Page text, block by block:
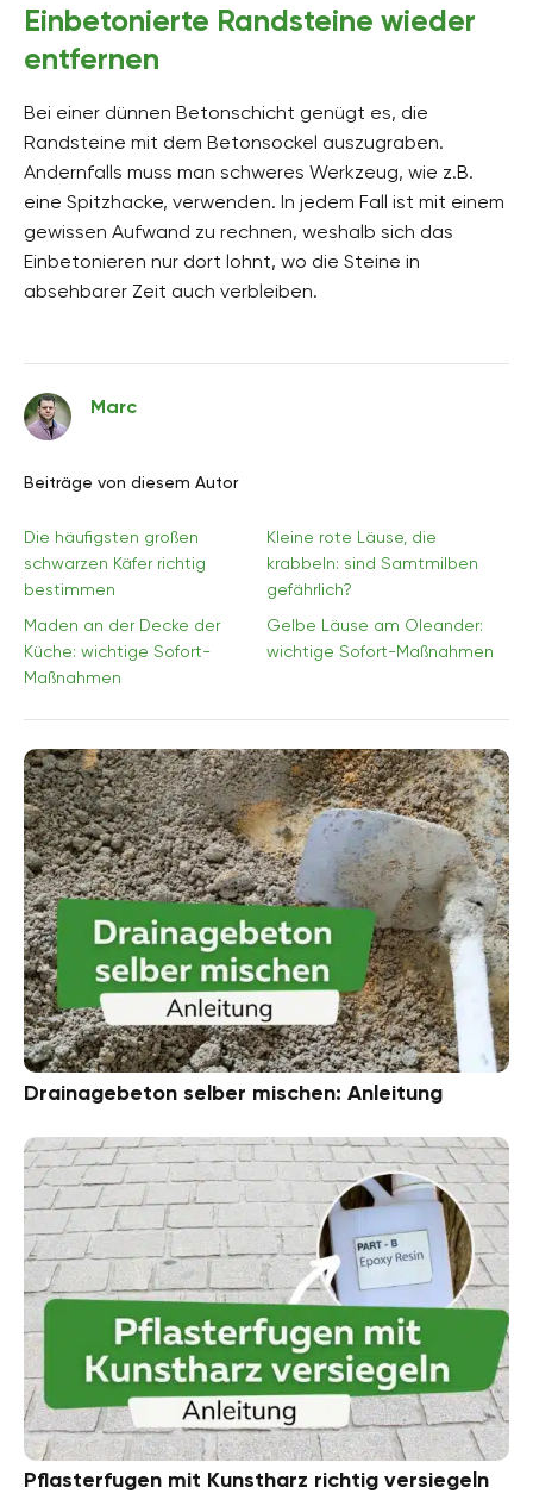
Einbetonierte Randsteine wieder
entfernen
Bei einer dünnen Betonschicht genügt es, die
Randsteine mit dem Betonsockel auszugraben.
Andernfalls muss man schweres Werkzeug, wie z.B.
eine Spitzhacke, verwenden. In jedem Fall ist mit einem
gewissen Aufwand zu rechnen, weshalb sich das
Einbetonieren nur dort lohnt, wo die Steine in
absehbarer Zeit auch verbleiben.
Marc
Beiträge von diesem Autor
Die häufigsten großen
schwarzen Käfer richtig
bestimmen
Kleine rote Läuse, die
krabbeln: sind Samtmilben
gefährlich?
Maden an der Decke der
Küche: wichtige Sofort-
Maßnahmen
Gelbe Läuse am Oleander:
wichtige Sofort-Maßnahmen
Drainagebeton selber mischen: Anleitung
Pflasterfugen mit Kunstharz richtig versiegeln